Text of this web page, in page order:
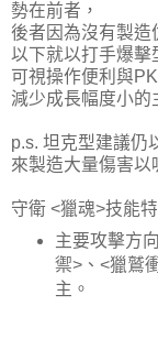
勢在前者，
後者因為沒有製造
以下就以打手爆擊
可視操作便利與
減少成長幅度小的
p.s. 坦克型建議仍
來製造大量傷害以
守衛 <獵魂>技能
主要攻擊方
禦>、<獵鷲
主。